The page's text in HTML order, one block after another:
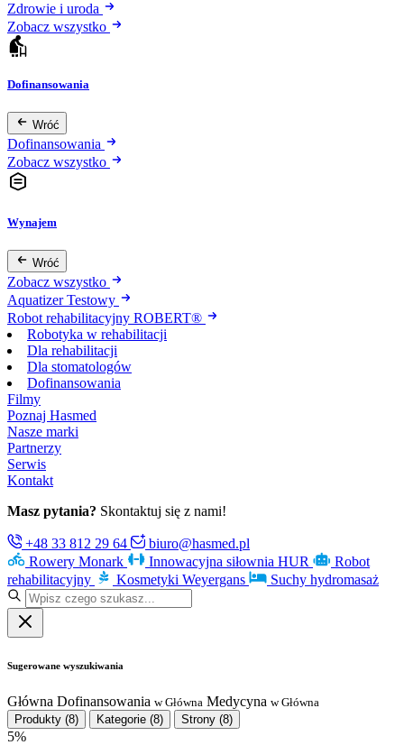
Zdrowie i uroda
Zobacz wszystko
Dofinansowania
Wróć
Dofinansowania
Zobacz wszystko
Wynajem
Wróć
Zobacz wszystko
Aquatizer Testowy
Robot rehabilitacyjny ROBERT®
Robotyka w rehabilitacji
Dla rehabilitacji
Dla stomatologów
Dofinansowania
Filmy
Poznaj Hasmed
Nasze marki
Partnerzy
Serwis
Kontakt
Masz pytania? Skontaktuj się z nami!
+48 33 812 29 64
biuro@hasmed.pl
Rowery Monark
Innowacyjna siłownia HUR
Robot
rehabilitacyjny
Kosmetyki Weyergans Suchy hydromasaż
Sugerowane wyszukiwania
Główna Dofinansowania w Główna Medycyna w Główna
Produkty (8) Kategorie (8) Strony (8)
5%